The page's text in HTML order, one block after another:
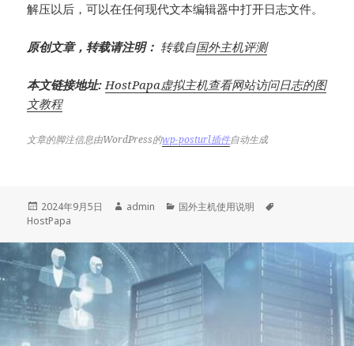
解压以后，可以在任何现代文本编辑器中打开日志文件。
原创文章，转载请注明： 转载自国外主机评测
本文链接地址: HostPapa虚拟主机查看网站访问日志的图
文教程
文章的脚注信息由WordPress的wp-posturl插件自动生成
发
布
2024年9月5日
作
admin
分
国外主机使用说明
HostPapa